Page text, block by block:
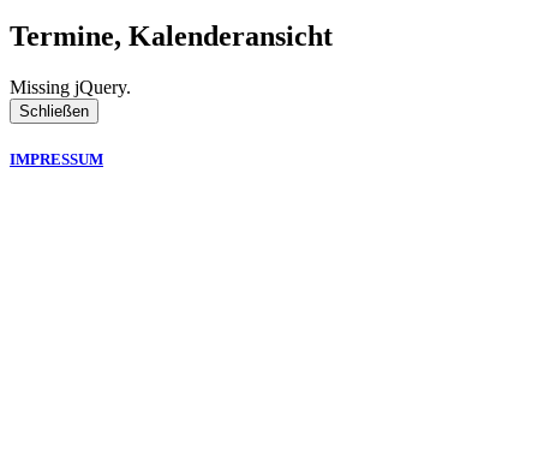
Termine, Kalenderansicht
Missing jQuery.
Schließen
IMPRESSUM